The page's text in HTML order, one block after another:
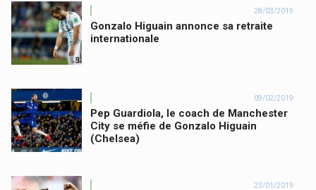
28/03/2019
Gonzalo Higuain annonce sa retraite
internationale
09/02/2019
Pep Guardiola, le coach de Manchester
City se méfie de Gonzalo Higuain
(Chelsea)
23/01/2019